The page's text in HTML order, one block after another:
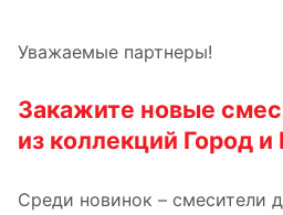
Уважаемые партнеры!
Закажите новые
из коллекций Город
Среди новинок – смесители